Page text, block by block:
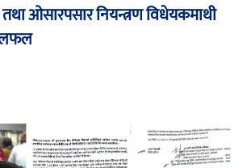
ओसारपसार नियन्त्रण विधेयकमाथी